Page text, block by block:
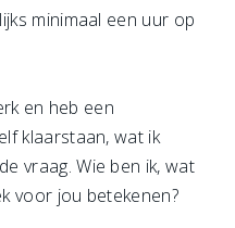
minimaal een uur op
en heb een
klaarstaan, wat ik
vraag. Wie ben ik, wat
voor jou betekenen?